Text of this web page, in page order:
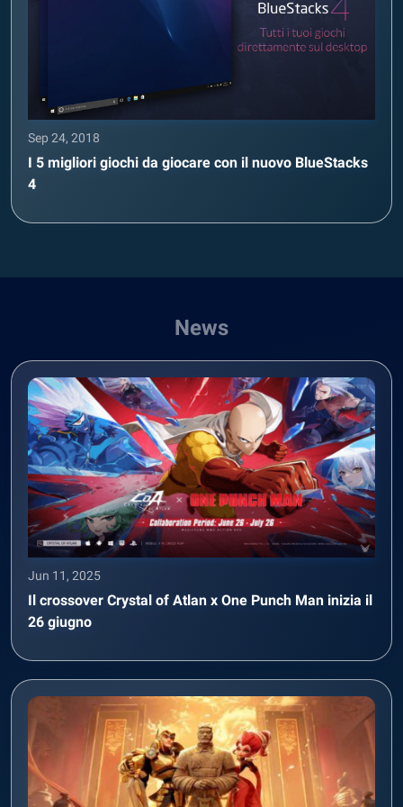
Sep 24, 2018
I 5 migliori giochi da giocare con il nuovo BlueStacks
4
News
Jun 11, 2025
Il crossover Crystal of Atlan x One Punch Man inizia il
26 giugno